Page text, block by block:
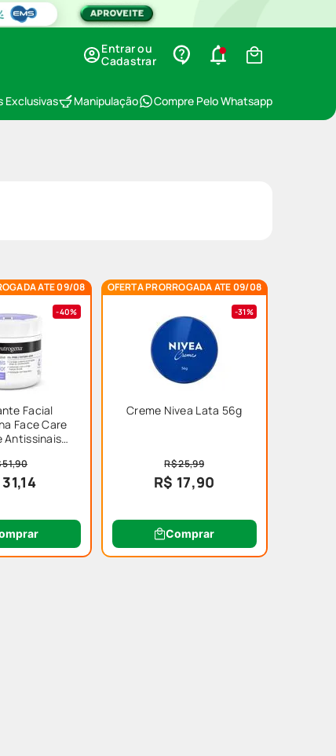
Entrar ou
Cadastrar
Exclusivas Manipulação Compre Pelo Whatsapp
ATE 09/08
40%
Facial
Face Care
Antissinais
51,90
OFERTA PRORROGADA ATE 09/08
31%
Creme Nivea Lata 56g
R$ 25,99
R$ 17,90
Comprar